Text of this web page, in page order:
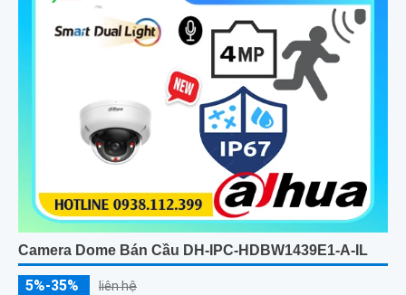
Camera Dome Bán Cầu DH-IPC-HDBW1439E1-A-IL
5%-35% liên hệ